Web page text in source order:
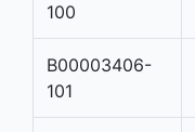
100
B00003406-
101